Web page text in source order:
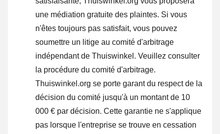
une médiation gratuite des plaintes. Si vous
n'êtes toujours pas satisfait, vous pouvez
soumettre un litige au comité d'arbitrage
indépendant de Thuiswinkel. Veuillez consulter
la procédure du comité d'arbitrage.
Thuiswinkel.org se porte garant du respect de la
décision du comité jusqu'à un montant de 10
000 € par décision. Cette garantie ne s'applique
pas lorsque l'entreprise se trouve en cessation